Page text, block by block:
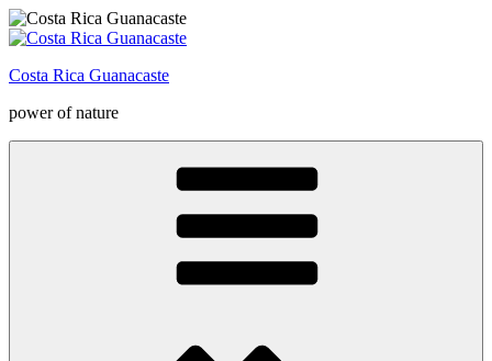
Zum
Inhalt
Costa Rica Guanacaste
power of nature